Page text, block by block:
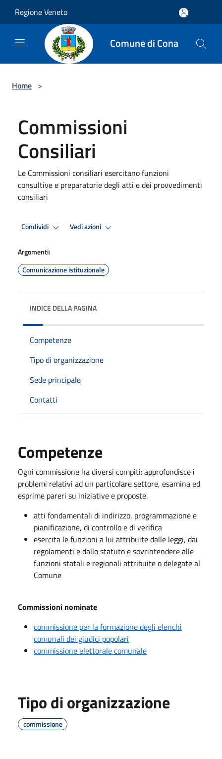
Regione Veneto
Comune di Cona
Home >
Commissioni
Consiliari
Le Commissioni consiliari esercitano funzioni
consultive e preparatorie degli atti e dei provvedimenti
consiliari
Condividi Vedi azioni
Argomenti:
Comunicazione istituzionale
INDICE DELLA PAGINA
Competenze
Tipo di organizzazione
Sede principale
Contatti
Competenze
Ogni commissione ha diversi compiti: approfondisce i
problemi relativi ad un particolare settore, esamina ed
esprime pareri su iniziative e proposte.
atti fondamentali di indirizzo, programmazione e
pianificazione, di controllo e di verifica
esercita le funzioni a lui attribuite dalle leggi, dai
regolamenti e dallo statuto e sovrintendere alle
funzioni statali e regionali attribuite o delegate al
Comune
Commissioni nominate
commissione per la formazione degli elenchi
comunali dei giudici popolari
commissione elettorale comunale
Tipo di organizzazione
commissione